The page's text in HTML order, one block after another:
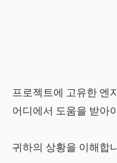
프로젝트에 고유한 엔
어디에서 도움을 받아
귀하의 상황을 이해합